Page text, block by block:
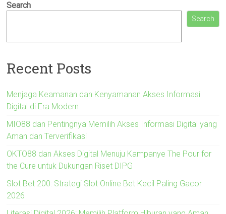
Search
Search
Recent Posts
Menjaga Keamanan dan Kenyamanan Akses Informasi
Digital di Era Modern
MIO88 dan Pentingnya Memilih Akses Informasi Digital yang
Aman dan Terverifikasi
OKTO88 dan Akses Digital Menuju Kampanye The Pour for
the Cure untuk Dukungan Riset DIPG
Slot Bet 200: Strategi Slot Online Bet Kecil Paling Gacor
2026